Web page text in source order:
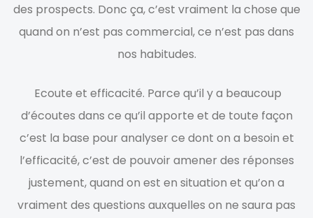
des prospects. Donc ça, c’est vraiment la chose que
quand on n’est pas commercial, ce n’est pas dans
nos habitudes.
Ecoute et efficacité. Parce qu’il y a beaucoup
d’écoutes dans ce qu’il apporte et de toute façon
c’est la base pour analyser ce dont on a besoin et
l’efficacité, c’est de pouvoir amener des réponses
justement, quand on est en situation et qu’on a
vraiment des questions auxquelles on ne saura pas